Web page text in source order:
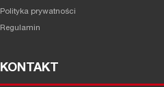
Polityka prywatności
Regulamin
KONTAKT